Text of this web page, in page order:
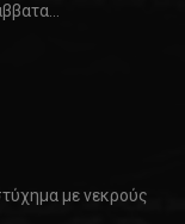
με νεκρούς